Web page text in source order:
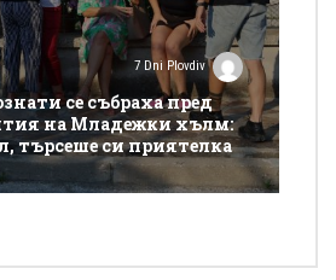
7 Dni Plovdiv
се събраха пред
на Младежки хълм:
търсеше си приятелка